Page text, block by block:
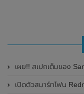
เผย!! สเปกเต็มของ
เปิดตัวสมาร์ทโฟน Redmi 13C (5G)